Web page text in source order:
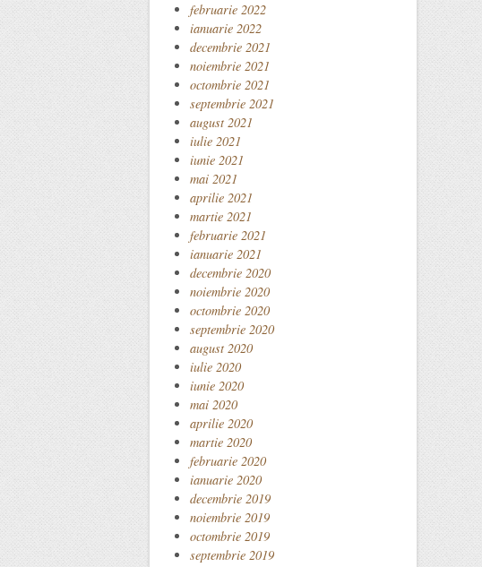
februarie 2022
ianuarie 2022
decembrie 2021
noiembrie 2021
octombrie 2021
septembrie 2021
august 2021
iulie 2021
iunie 2021
mai 2021
aprilie 2021
martie 2021
februarie 2021
ianuarie 2021
decembrie 2020
noiembrie 2020
octombrie 2020
septembrie 2020
august 2020
iulie 2020
iunie 2020
mai 2020
aprilie 2020
martie 2020
februarie 2020
ianuarie 2020
decembrie 2019
noiembrie 2019
octombrie 2019
septembrie 2019